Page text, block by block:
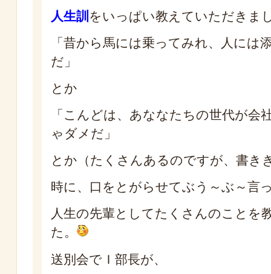
人生訓 をいっぱい教えていただきま
「昔から馬には乗ってみれ、人には
だ」
とか
「こんどは、あななたちの世代が会
ゃダメだ」
とか（たくさんあるのですが、書き
時に、口をとがらせてぶう～ぶ～言
人生の先輩としてたくさんのことを
た。
送別会でＩ部長が、